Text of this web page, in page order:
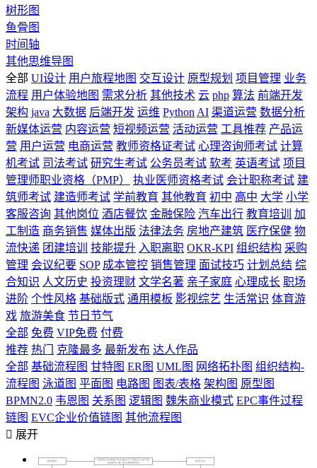
树形图
鱼骨图
时间轴
其他思维导图
全部 UI设计 用户旅程地图 交互设计 原型规划 项目管理 业务
流程 用户体验地图 需求分析 其他技术 云 php 算法 前端开发
架构 java 大数据 后端开发 运维 Python AI 渠道运营 数据分析
新媒体运营 内容运营 短视频运营 活动运营 工具推荐 产品运
营 用户运营 电商运营 教师资格证考试 心理咨询师考试 计算
机考试 司法考试 研究生考试 公务员考试 软考 英语考试 项目
管理师职业资格（PMP）
执业医师资格考试 会计职称考试 建
筑师考试 建造师考试 学前教育 其他教育 初中 高中 大学 小学
客服咨询 其他岗位 酒店餐饮 金融保险 汽车出行 教育培训
加
工制造 商务销售 媒体出版 法律法务 房地产建筑 医疗保健 物
流快递 团建培训 技能提升 入职离职 OKR-KPI 组织结构 采购
管理 会议纪要 SOP 成本管控 销售管理 面试技巧 计划总结 综
合知识 人文历史 投资理财 文学名著 亲子家庭 心理成长 职场
进阶 个性风格 基础版式 通用模板 影视综艺 生活常识 体育游
戏 旅游美食 节日节气
全部 免费 VIP免费 付费
推荐 热门 克隆最多 最新发布 达人作品
全部 基础流程图 甘特图 ER图 UML图 网络拓扑图 组织结构-
流程图 泳道图 平面图 电路图 图表/表格 架构图 原型图
BPMN2.0 韦恩图 关系图 逻辑图 魏朱商业模式 EPC事件过程
链图 EVC企业价值链图 其他流程图
 展开